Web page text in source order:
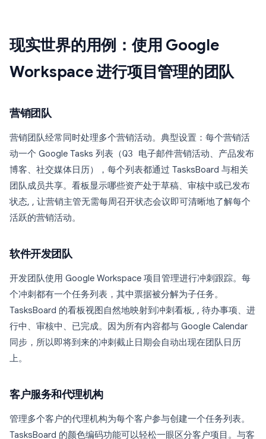
现实世界的用例：使用 Google
Workspace 进行项目管理的团队
营销团队
营销团队经常同时处理多个营销活动。典型设置：每个营销活
动一个 Google Tasks 列表（Q3 电子邮件营销活动、 产品发布
博客、 社交媒体日历），每个列表都通过 TasksBoard 与相关
团队成员共享。看板显示哪些资产处于草稿、审核中或已发布
状态, , 让营销主管无需每周召开状态会议即可清晰地了解每个
活跃的营销活动。
软件开发团队
开发团队使用 Google Workspace 项目管理进行冲刺跟踪。每
个冲刺都有一个任务列表，其中票据被分解为子任务。
TasksBoard 的看板视图自然地映射到冲刺看板, , 待办事项、进
行中、审核中、已完成。因为所有内容都与 Google Calendar
同步，所以即将到来的冲刺截止日期会自动出现在团队日历
上。
客户服务和代理机构
管理多个客户的代理机构为每个客户参与创建一个任务列表。
TasksBoard 的颜色编码功能可以轻松一眼区分客户项目。与客